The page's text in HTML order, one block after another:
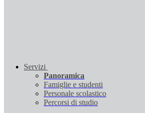
Servizi
Panoramica
Famiglie e studenti
Personale scolastico
Percorsi di studio